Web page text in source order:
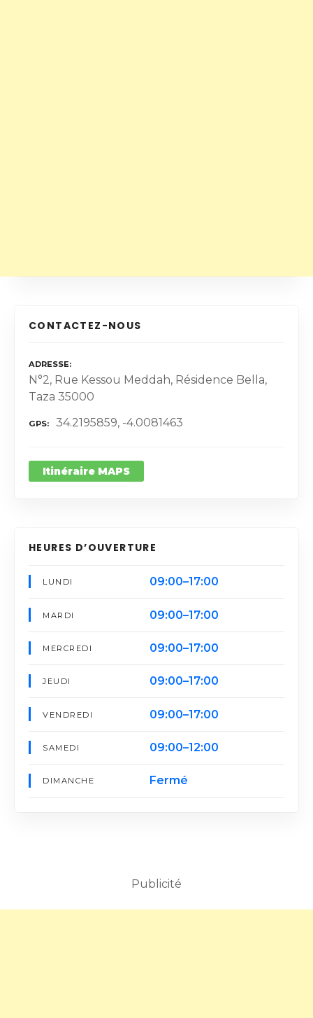
CONTACTEZ-NOUS
ADRESSE
N°2, Rue Kessou Meddah, Résidence Bella,
Taza 35000
GPS 34.2195859, -4.0081463
Itinéraire MAPS
HEURES D’OUVERTURE
LUNDI 09:00–17:00
MARDI 09:00–17:00
MERCREDI 09:00–17:00
JEUDI 09:00–17:00
VENDREDI 09:00–17:00
SAMEDI 09:00–12:00
DIMANCHE Fermé
Publicité